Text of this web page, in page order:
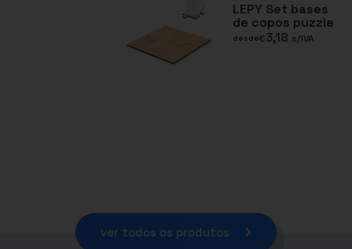
LEPY Set bases
de copos puzzle
desde€3,18 s/IVA
ver todos os produtos